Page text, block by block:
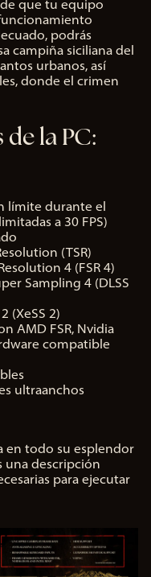
que tu equipo
podrás
campiña siciliana del
urbanos, así
donde el crimen
la PC:
límite durante el
a 30 FPS)
(TSR)
4 (FSR 4)
Sampling 4 (DLSS
(XeSS 2)
AMD FSR, Nvidia
compatible
ultraanchos
en todo su esplendor
una descripción
para ejecutar